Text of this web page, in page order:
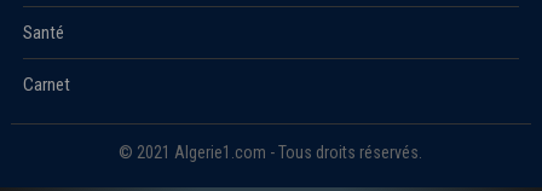
Santé
Carnet
© 2021 Algerie1.com - Tous droits réservés.